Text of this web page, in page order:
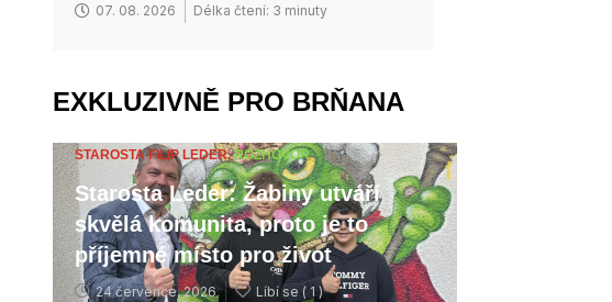
07. 08. 2026 Délka čtení: 3 minuty
EXKLUZIVNĚ PRO BRŇANA
STAROSTA FILIP LEDER,ROZHOVOR
Starosta Leder: Žabiny utváří
skvělá komunita, proto je to
příjemné místo pro život
24 července, 2026 Líbí se ( 1 )